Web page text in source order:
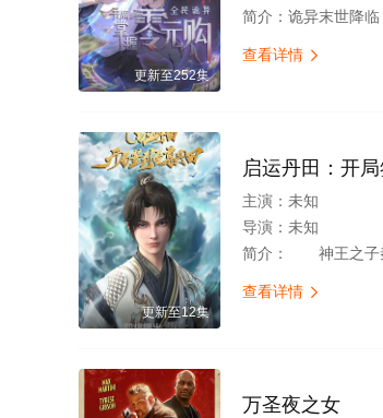
更新至252集
简介： 诡异末世降临，男主角陈木携万亿诡币重生，开局直接
查看详情 
更新至12集
启运丹田：开
主演： 未知
导演： 未知
简介：
神王之子秦书身为神子，却天生凡体凡命，受尽天道界众人部夷厌弃
查看详情 
万圣夜之女